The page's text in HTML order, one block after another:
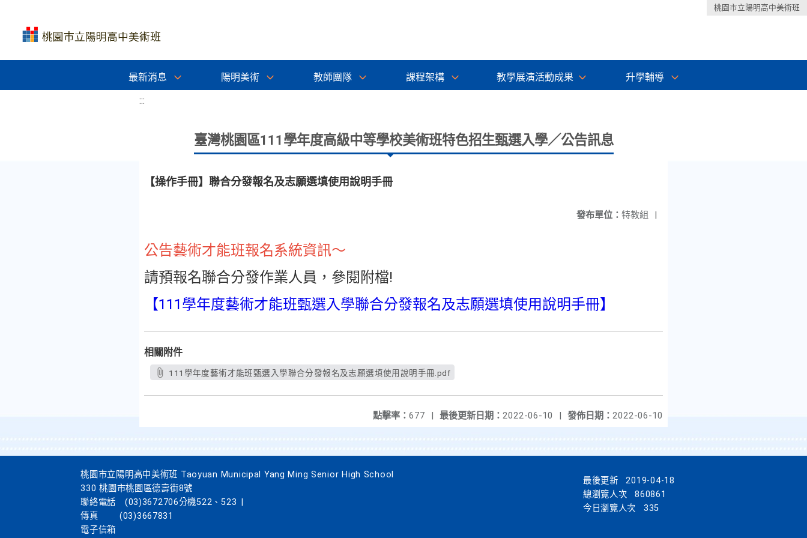
桃園市立陽明高中美術班
最新消息 陽明美術 教師團隊 課程架構 教學展演活動成果 升學輔導
:::
臺灣桃園區111學年度高級中等學校美術班特色招生甄選入學／公告訊息
【操作手冊】聯合分發報名及志願選填使用說明手冊
發布單位： 特教組 |
公告藝術才能班報名系統資訊～
請預報名聯合分發作業人員，參閱附檔!
【111學年度藝術才能班甄選入學聯合分發報名及志願選填使用說明手冊】
相關附件
111學年度藝術才能班甄選入學聯合分發報名及志願選填使用說明手冊.pdf
發佈日期： 2022-06-10
最後更新日期： 2022-06-10 |
點擊率： 677 |
桃園市立陽明高中美術班 Taoyuan Municipal Yang Ming Senior High School
330 桃園市桃園區德壽街8號
聯絡電話
(03)3672706分機522、523
傳真
(03)3667831
電子信箱
最後更新
2019-04-18
總瀏覽人次
860861
今日瀏覽人次
335